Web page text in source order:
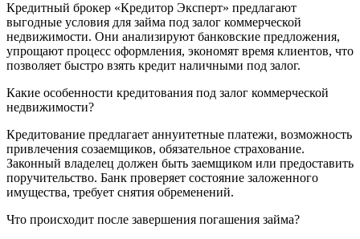
Кредитный брокер «Кредитор Эксперт» предлагают
выгодные условия для займа под залог коммерческой
недвижимости. Они анализируют банковские предложения,
упрощают процесс оформления, экономят время клиентов, что
позволяет быстро взять кредит наличными под залог.
Какие особенности кредитования под залог коммерческой
недвижимости?
Кредитование предлагает аннуитетные платежи, возможность
привлечения созаемщиков, обязательное страхование.
Законный владелец должен быть заемщиком или предоставить
поручительство. Банк проверяет состояние заложенного
имущества, требует снятия обременений.
Что происходит после завершения погашения займа?